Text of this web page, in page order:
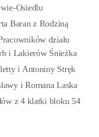
Osiedlu
Baran z Rodziną
działu
i Lakierów Śnieżka
i Antoniny Stręk
i Romana Laska
z 4 klatki bloku 54